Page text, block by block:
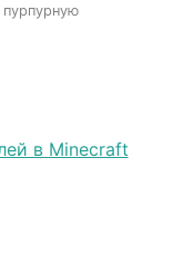
пурпурную